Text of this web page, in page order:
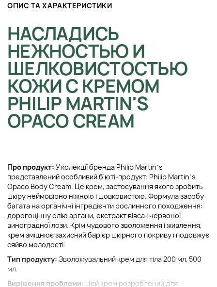
ОПИС ТА ХАРАКТЕРИСТИКИ
НАСЛАДИСЬ
НЕЖНОСТЬЮ И
ШЕЛКОВИСТОСТЬЮ
КОЖИ С КРЕМОМ
PHILIP MARTIN'S
OPACO CREAM
Про продукт: У колекції бренда Philip Martin`s
представлений особливий б'юті-продукт: Philip Martin`s
Opaco Body Cream. Це крем, застосування якого зробить
шкіру неймовірно ніжною і шовковистою. Формула засобу
багата на органічні інгредієнти рослинного походження:
дорогоцінну олію аргани, екстракт вівса і червоної
виноградної лози. Крім чудового зволоження і живлення,
крем зміцнює захисний бар'єр шкірного покриву і подовжує
сяйво молодості.
Тип продукту: Зволожувальний крем для тіла 200 мл, 500
мл.
Вирішення проблеми: Цей крем розроблений для